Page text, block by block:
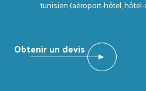
tunisien (aéroport-hôtel, hôtel-
Obtenir un devis